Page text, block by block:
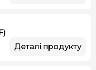
Деталі продукту